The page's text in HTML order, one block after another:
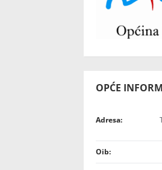
OPĆE
Adresa:
Oib: